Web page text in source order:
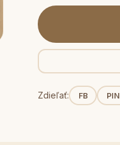
Zdieľať: FB PIN